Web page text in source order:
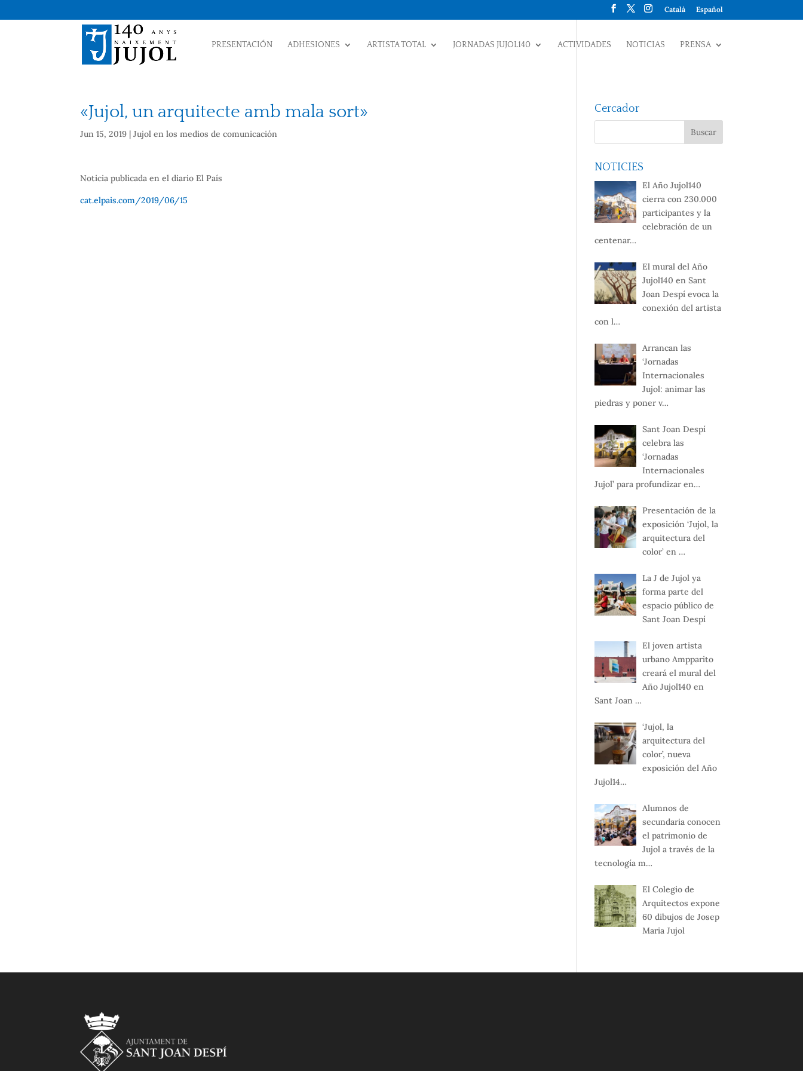
Català Español
PRESENTACIÓN ADHESIONES ARTISTA TOTAL JORNADAS JUJOL140 ACTIVIDADES NOTICIAS PRENSA
«Jujol, un arquitecte amb mala sort»
Jun 15, 2019 |Jujol en los medios de comunicación
Noticia publicada en el diario El País
cat.elpais.com/2019/06/15
Cercador
NOTICIES
El Año Jujol140
cierra con 230.000
participantes y la
celebración de un
centenar…
El mural del Año
Jujol140 en Sant
Joan Despí evoca la
conexión del artista
con l…
Arrancan las
‘Jornadas
Internacionales
Jujol: animar las
piedras y poner v…
Sant Joan Despí
celebra las
‘Jornadas
Internacionales
Jujol’ para profundizar en…
Presentación de la
exposición ‘Jujol, la
arquitectura del
color’ en …
La J de Jujol ya
forma parte del
espacio público de
Sant Joan Despí
El joven artista
urbano Ampparito
creará el mural del
Año Jujol140 en
Sant Joan …
‘Jujol, la
arquitectura del
color’, nueva
exposición del Año
Jujol14…
Alumnos de
secundaria conocen
el patrimonio de
Jujol a través de la
tecnología m…
El Colegio de
Arquitectos expone
60 dibujos de Josep
Maria Jujol